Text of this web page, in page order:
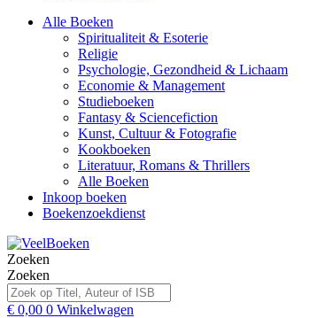
Alle Boeken
Spiritualiteit & Esoterie
Religie
Psychologie, Gezondheid & Lichaam
Economie & Management
Studieboeken
Fantasy & Sciencefiction
Kunst, Cultuur & Fotografie
Kookboeken
Literatuur, Romans & Thrillers
Alle Boeken
Inkoop boeken
Boekenzoekdienst
Zoeken
Zoeken
€ 0,00 0 Winkelwagen